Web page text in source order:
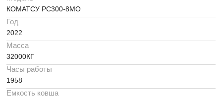
КОМАТСУ PC300-8МО
Год
2022
Масса
32000КГ
Часы работы
1958
Емкость ковша